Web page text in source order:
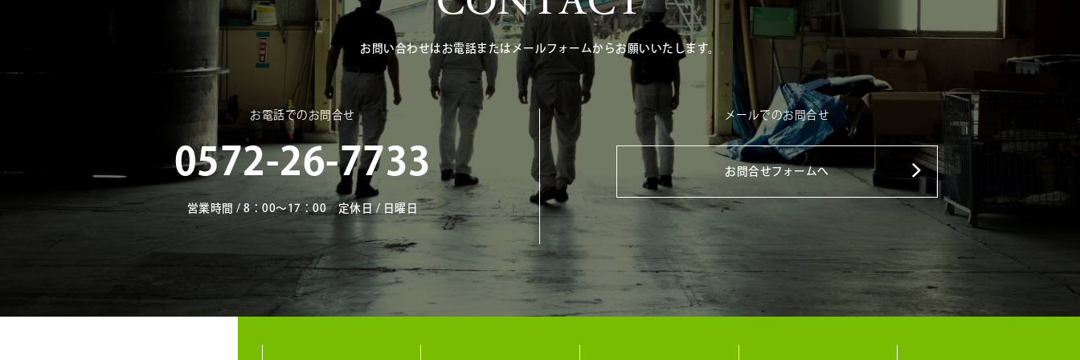
お問い合わせはお電話またはメールフォームからお願いいたします。
お電話でのお問合せ
0572-26-7733
営業時間 / 8：00～17：00 定休日 / 日曜日
メールでのお問合せ
お問合せフォームへ